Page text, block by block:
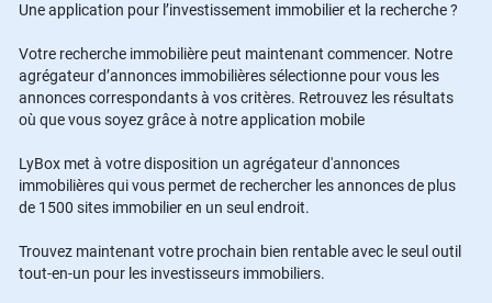
Une application pour l’investissement immobilier et la recherche ?
Votre recherche immobilière peut maintenant commencer. Notre
agrégateur d’annonces immobilières sélectionne pour vous les
annonces correspondants à vos critères. Retrouvez les résultats
où que vous soyez grâce à notre application mobile
LyBox met à votre disposition un agrégateur d'annonces
immobilières qui vous permet de rechercher les annonces de plus
de 1500 sites immobilier en un seul endroit.
Trouvez maintenant votre prochain bien rentable avec le seul outil
tout-en-un pour les investisseurs immobiliers.